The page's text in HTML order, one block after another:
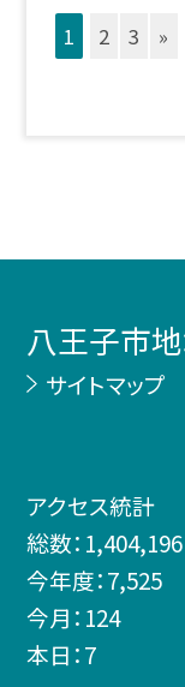
1 2 3 »
八王子市
サイトマップ
アクセス統計
総数： 1,404,196
今年度：7,525
今月： 124
本日：7